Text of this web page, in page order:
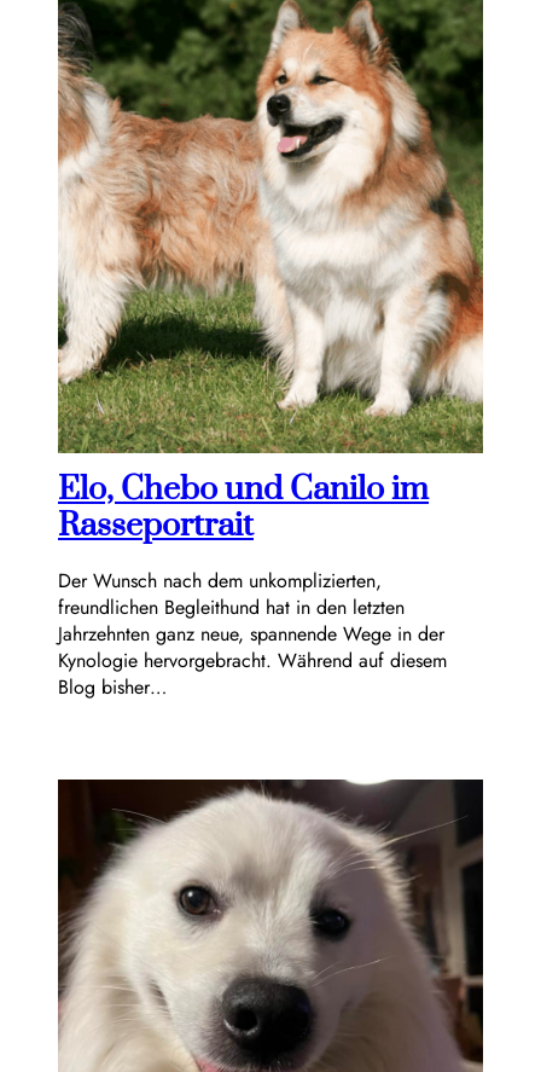
Elo, Chebo und Canilo im
Rasseportrait
Der Wunsch nach dem unkomplizierten,
freundlichen Begleithund hat in den letzten
Jahrzehnten ganz neue, spannende Wege in der
Kynologie hervorgebracht. Während auf diesem
Blog bisher…